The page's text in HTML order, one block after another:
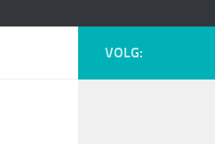
VOLG: